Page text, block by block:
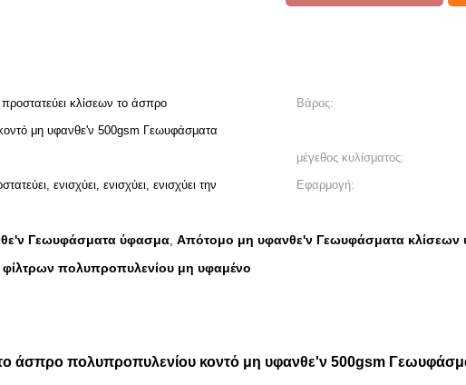
προστατεύει κλίσεων το άσπρο
μη υφανθε'ν 500gsm Γεωυφάσματα
Βάρος:
μέγεθος κυλίσματος:
ενισχύει, ενισχύει, ενισχύει την
Εφαρμογή:
Γεωυφάσματα ύφασμα, Απότομο μη υφανθε'ν Γεωυφάσματα κλίσεων
πολυπροπυλενίου μη υφαμένο
το άσπρο πολυπροπυλενίου κοντό μη υφανθε'ν 500gsm